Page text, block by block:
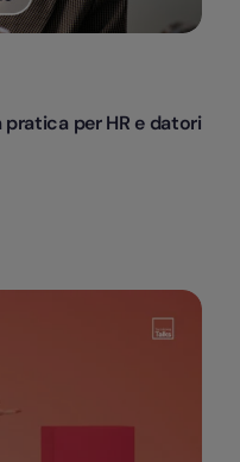
per HR e datori